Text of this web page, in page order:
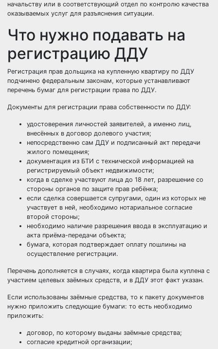
начальству или в соответствующий отдел по контролю качества
оказываемых услуг для разъяснения ситуации.
Что нужно подавать на
регистрацию ДДУ
Регистрация прав дольщика на купленную квартиру по ДДУ
подчинено федеральным законам, которые устанавливают
перечень бумаг для регистрации права по ДДУ.
Документы для регистрации права собственности по ДДУ:
удостоверения личностей заявителей, а именно лиц,
внесённых в договор долевого участия;
непосредственно сам ДДУ и подписанный акт передачи
жилого помещения;
документация из БТИ с технической информацией на
регистрируемый объект недвижимости;
когда в сделке участвуют лица до 18 лет, разрешение со
стороны органов по защите прав ребёнка;
если сделка совершается супругами, один из которых не
участвует в ней, необходимо нотариальное согласие
второй стороны;
необходимо наличие разрешения ввода в эксплуатацию и
акта приёма-передачи объекта;
бумага, которая подтверждает оплату пошлины на
осуществление регистрации.
Перечень дополняется в случаях, когда квартира была куплена с
участием целевых заёмных средств, и в ДДУ этот факт указан.
Если использованы заёмные средства, то к пакету документов
нужно приложить следующие бумаги: то есть необходимо
приложить:
договор, по которому выданы заёмные средства;
согласие кредитной организации;